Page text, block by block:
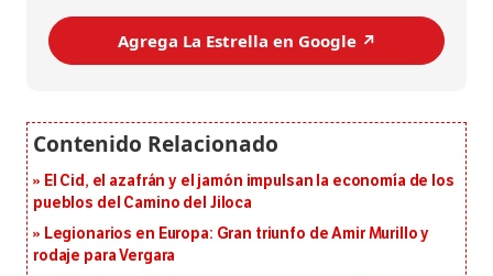
Agrega La Estrella en Google ↗️
El Cid, el azafrán y el jamón impulsan la economía de los
pueblos del Camino del Jiloca
Legionarios en Europa: Gran triunfo de Amir Murillo y
rodaje para Vergara